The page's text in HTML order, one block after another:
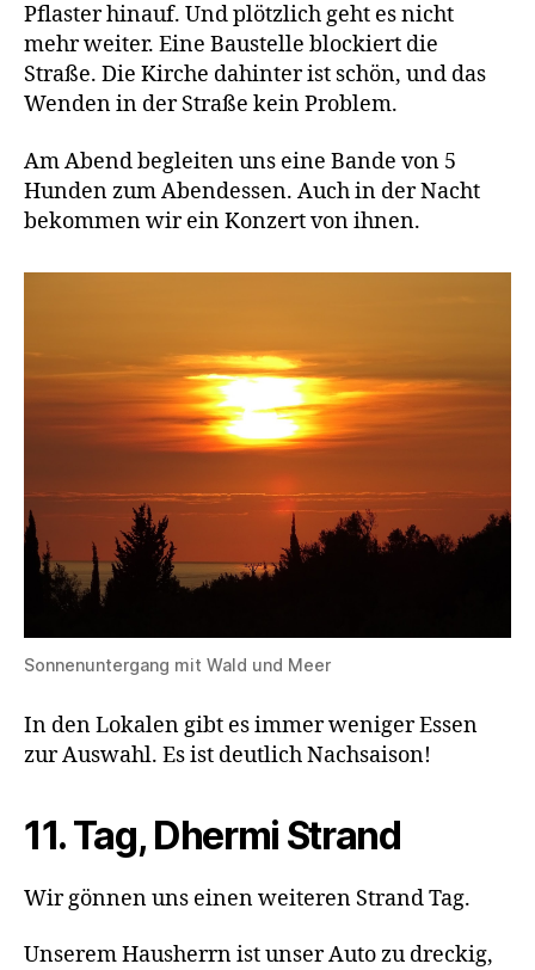
Pflaster hinauf. Und plötzlich geht es nicht
mehr weiter. Eine Baustelle blockiert die
Straße. Die Kirche dahinter ist schön, und das
Wenden in der Straße kein Problem.
Am Abend begleiten uns eine Bande von 5
Hunden zum Abendessen. Auch in der Nacht
bekommen wir ein Konzert von ihnen.
Sonnenuntergang mit Wald und Meer
In den Lokalen gibt es immer weniger Essen
zur Auswahl. Es ist deutlich Nachsaison!
11. Tag, Dhermi Strand
Wir gönnen uns einen weiteren Strand Tag.
Unserem Hausherrn ist unser Auto zu dreckig,